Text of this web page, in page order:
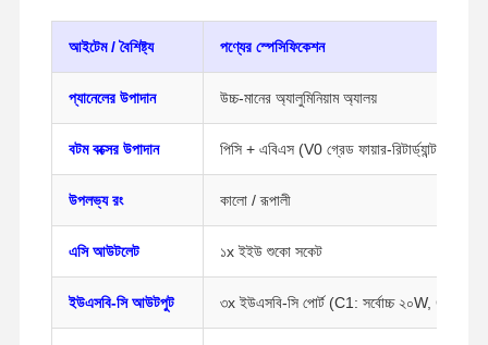
বাড়ি পণ্য ভিডিও আমাদের সম্পর্কে
আইটেম / বৈশিষ্ট্য পণ্যের স্পেসিফিকেশন
প্যানেলের উপাদান উচ্চ-মানের অ্যালুমিনিয়াম অ্যালয়
বটম বক্সের উপাদান পিসি + এবিএস (V0 গ্রেড ফায়ার-রিটার্ড্যান্ট প্লাস্টিক)
উপলভ্য রং কালো / রূপালী
এসি আউটলেট ১x ইইউ শুকো সকেট
ইউএসবি-সি আউটপুট ৩x ইউএসবি-সি পোর্ট (C1: সর্বোচ্চ ২০W, C2/C3: